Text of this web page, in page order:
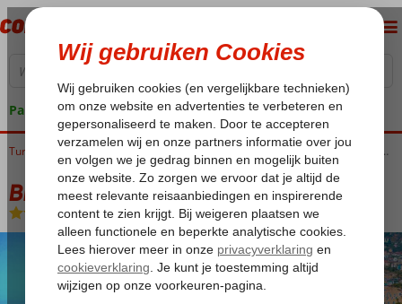
Pakketgarantie
Home Turkse Riviera Bingoreizen Turkse Riviera Bingo Turkse Riviera Appartementen
Bingo Turkse Riviera Appartementen
Logies-Appartement